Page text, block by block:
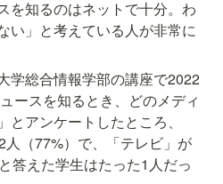
を知るのはネットで十分。わ
い」と考えている人が非常に
学総合情報学部の講座で2022
ースを知るとき、どのメディ
アンケートしたところ、
人（77%）で、「テレビ」が
答えた学生はたった1人だっ